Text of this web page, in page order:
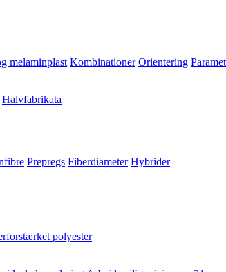
melaminplast Kombinationer Orientering
Halvfabrikata
Prepregs Fiberdiameter Hybrider
polyester